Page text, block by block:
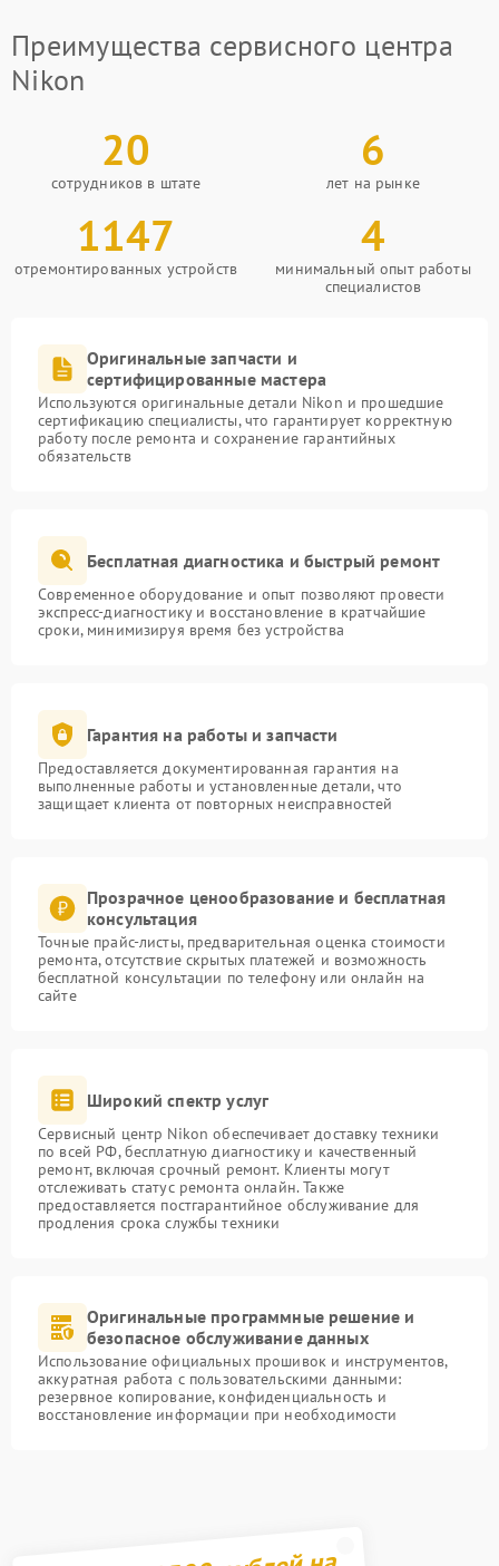
Преимущества сервисного центра
Nikon
20
сотрудников в штате
6
лет на рынке
1147
отремонтированных устройств
4
минимальный опыт работы
специалистов
Оригинальные запчасти и
сертифицированные мастера
Используются оригинальные детали Nikon и прошедшие
сертификацию специалисты, что гарантирует корректную
работу после ремонта и сохранение гарантийных
обязательств
Бесплатная диагностика и быстрый ремонт
Современное оборудование и опыт позволяют провести
экспресс-диагностику и восстановление в кратчайшие
сроки, минимизируя время без устройства
Гарантия на работы и запчасти
Предоставляется документированная гарантия на
выполненные работы и установленные детали, что
защищает клиента от повторных неисправностей
Прозрачное ценообразование и бесплатная
консультация
Точные прайс-листы, предварительная оценка стоимости
ремонта, отсутствие скрытых платежей и возможность
бесплатной консультации по телефону или онлайн на
сайте
Широкий спектр услуг
Сервисный центр Nikon обеспечивает доставку техники
по всей РФ, бесплатную диагностику и качественный
ремонт, включая срочный ремонт. Клиенты могут
отслеживать статус ремонта онлайн. Также
предоставляется постгарантийное обслуживание для
продления срока службы техники
Оригинальные программные решение и
безопасное обслуживание данных
Использование официальных прошивок и инструментов,
аккуратная работа с пользовательскими данными:
резервное копирование, конфиденциальность и
восстановление информации при необходимости